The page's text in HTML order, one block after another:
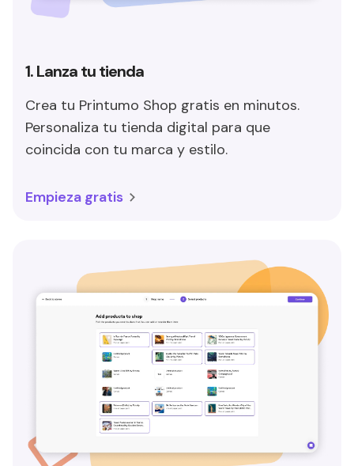
1. Lanza tu tienda
Crea tu Printumo Shop gratis en minutos.
Personaliza tu tienda digital para que
coincida con tu marca y estilo.
Empieza gratis